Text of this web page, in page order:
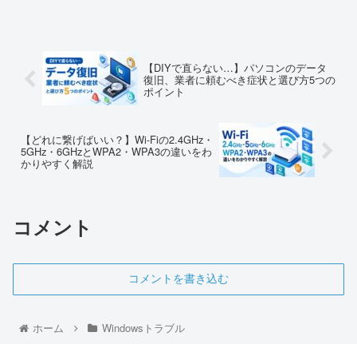
【DIYで直らない…】パソコンのデータ
復旧、業者に頼むべき症状と選び方5つの
ポイント
【どれに繋げばいい？】Wi-Fiの2.4GHz・
5GHz・6GHzとWPA2・WPA3の違いをわ
かりやすく解説
コメント
コメントを書き込む
ホーム Windowsトラブル